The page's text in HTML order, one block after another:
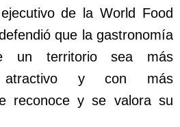
de la World Food
que la gastronomía
un territorio sea más
atractivo y con más
reconoce y se valora su